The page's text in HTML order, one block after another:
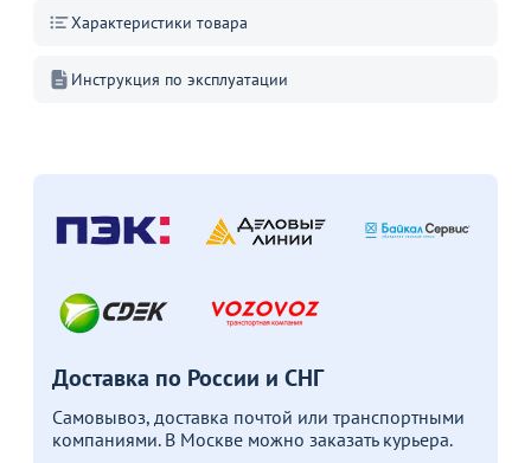
Характеристики товара
Инструкция по эксплуатации
Доставка по России и СНГ
Самовывоз, доставка почтой или транспортными
компаниями. В Москве можно заказать курьера.